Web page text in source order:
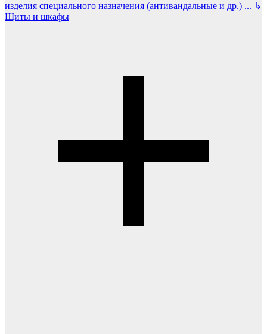
изделия специального назначения (антивандальные и др.) ... ↳
Щиты и шкафы